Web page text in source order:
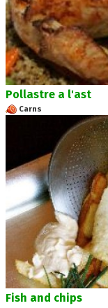
Pollastre a l'ast
Carns
Fish and chips